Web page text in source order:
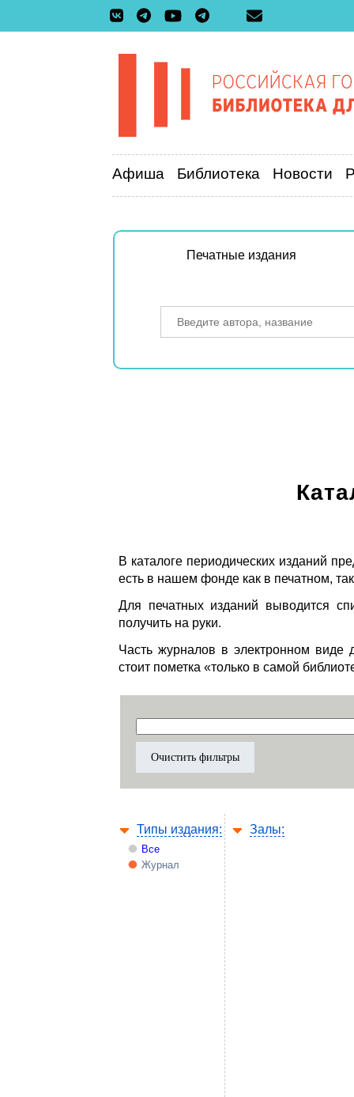
Афиша Библиотека Новости
Печатные издания
В каталоге периодических изданий
есть в нашем фонде как в печатном,
Для печатных изданий выводится
получить на руки.
Часть журналов в электронном виде
стоит пометка «только в самой
Типы издания:
Все
Журнал
Залы: